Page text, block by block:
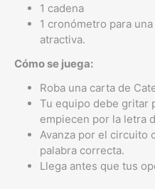
1 cadena
1 cronómetro para
atractiva.
Cómo se juega:
Roba una carta de
Tu equipo debe gritar
empiecen por la letra
Avanza por el circuito
palabra correcta.
Llega antes que tus